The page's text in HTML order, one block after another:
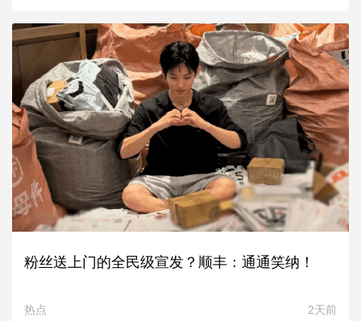
粉丝送上门的全民级宣发？顺丰：通通笑纳！
热点 2天前